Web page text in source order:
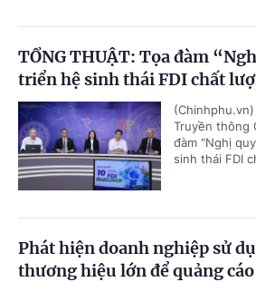
TỔNG THUẬT: Tọa đàm
triển hệ sinh thái FDI chất
Truyền thông
đàm "Nghị
sinh thái FDI
Phát hiện doanh nghiệp sử
thương hiệu lớn để quảng cáo